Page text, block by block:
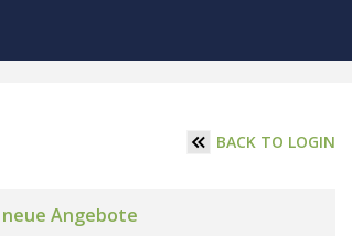
BACK TO LOGIN
Angebote